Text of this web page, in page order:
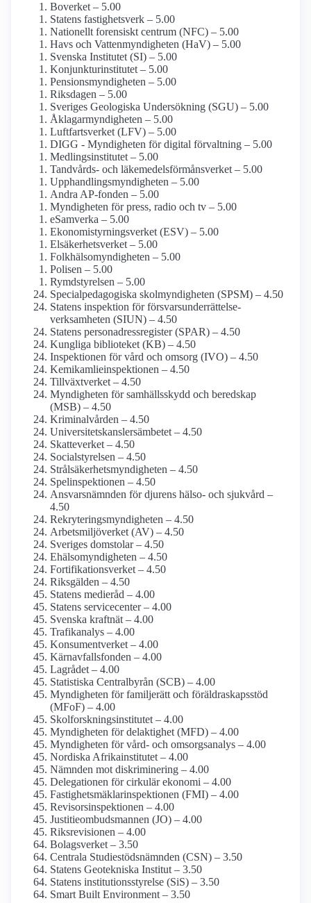
Boverket – 5.00
Statens fastighetsverk – 5.00
Nationellt forensiskt centrum (NFC) – 5.00
Havs och Vatten­myndigheten (HaV) – 5.00
Svenska Institutet (SI) – 5.00
Konjunktu­rinstitutet – 5.00
Pensions­myndigheten – 5.00
Riksdagen – 5.00
Sveriges Geologiska Undersökning (SGU) – 5.00
Åklagar­myndigheten – 5.00
Luftfarts­verket (LFV) – 5.00
DIGG - Myndigheten för digital förvaltning – 5.00
Medlings­institutet – 5.00
Tandvårds- och läkemedels­förmåns­verket – 5.00
Upphandlings­myndigheten – 5.00
Andra AP-fonden – 5.00
Myndigheten för press, radio och tv – 5.00
eSamverka – 5.00
Ekonomistyrnings­verket (ESV) – 5.00
Elsäkerhets­verket – 5.00
Folkhälso­myndigheten – 5.00
Polisen – 5.00
Rymdstyrelsen – 5.00
Special­pedagogiska skol­myndigheten (SPSM) – 4.50
Statens inspektion för försvars­underrättelse­
verksamheten (SIUN) – 4.50
Statens person­adress­register (SPAR) – 4.50
Kungliga biblioteket (KB) – 4.50
Inspektionen för vård och omsorg (IVO) – 4.50
Kemikamlie­inspektionen – 4.50
Tillväxtverket – 4.50
Myndigheten för samhälls­skydd och beredskap
(MSB) – 4.50
Kriminal­vården – 4.50
Universitetskanslers­ämbetet – 4.50
Skatteverket – 4.50
Socialstyrelsen – 4.50
Strålsäkerhets­myndigheten – 4.50
Spel­inspektionen – 4.50
Ansvarsnämnden för djurens hälso- och sjukvård –
4.50
Rekrytering­smyndigheten – 4.50
Arbetsmiljö­verket (AV) – 4.50
Sveriges domstolar – 4.50
Ehälso­myndigheten – 4.50
Fortifikations­verket – 4.50
Riksgälden – 4.50
Statens medieråd – 4.00
Statens servicecenter – 4.00
Svenska kraftnät – 4.00
Trafikanalys – 4.00
Konsument­verket – 4.00
Kärnavfalls­fonden – 4.00
Lagrådet – 4.00
Statistiska Centralbyrån (SCB) – 4.00
Myndigheten för familjerätt och föräldraskaps­stöd
(MFoF) – 4.00
Skolforsknings­institutet – 4.00
Myndigheten för delaktighet (MFD) – 4.00
Myndigheten för vård- och omsorgs­analys – 4.00
Nordiska Afrika­institutet – 4.00
Nämnden mot diskriminering – 4.00
Delegationen för cirkulär ekonomi – 4.00
Fastighetsmäklar­inspektionen (FMI) – 4.00
Revisors­inspektionen – 4.00
Justitie­ombudsmannen (JO) – 4.00
Riksrevisionen – 4.00
Bolagsverket – 3.50
Centrala Studiestöds­nämnden (CSN) – 3.50
Statens Geotekniska Institut – 3.50
Statens institutions­styrelse (SiS) – 3.50
Smart Built Environment – 3.50